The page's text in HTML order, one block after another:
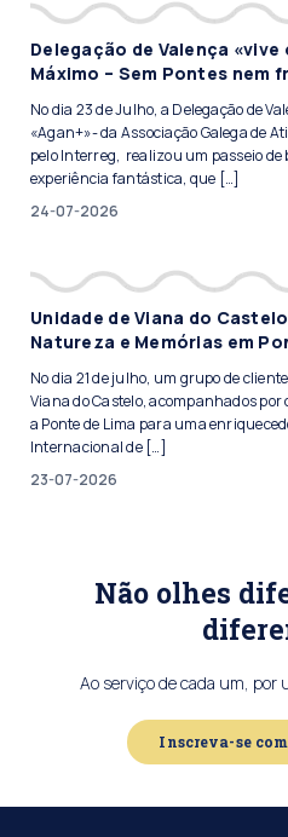
Delegação de Valença «vive
Máximo – Sem Pontes nem
No dia 23 de Julho, a Delegação de
«Agan+»- da Associação Galega de
pelo Interreg, realizou um passeio de
experiência fantástica, que […]
24-07-2026
Unidade de Viana do
Natureza e Memórias em
No dia 21 de julho, um grupo de
Viana do Castelo, acompanhados
a Ponte de Lima para uma
Internacional de […]
23-07-2026
Não olhes
Ao serviço de cada um, por
Inscreva-se